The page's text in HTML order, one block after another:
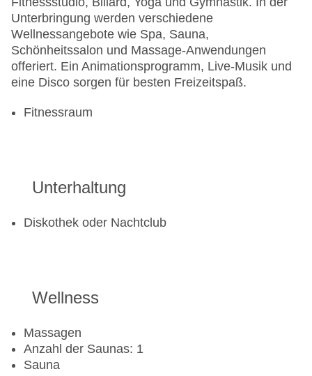
Unterbringung werden verschiedene
Wellnessangebote wie Spa, Sauna,
Schönheitssalon und Massage-Anwendungen
offeriert. Ein Animationsprogramm, Live-Musik und
eine Disco sorgen für besten Freizeitspaß.
Fitnessraum
Unterhaltung
Diskothek oder Nachtclub
Wellness
Massagen
Anzahl der Saunas: 1
Sauna